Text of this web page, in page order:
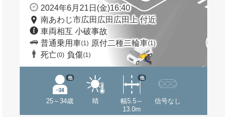
2024年6月21日(金)16:40
南あわじ市広田広田広田上 付近
車両相互 小破事故
普通乗用車(1) 原付二種二輪車(1)
死亡(0) 負傷(1)
25～34歳
他
晴
幅5.5～
13.0m
他
信号なし